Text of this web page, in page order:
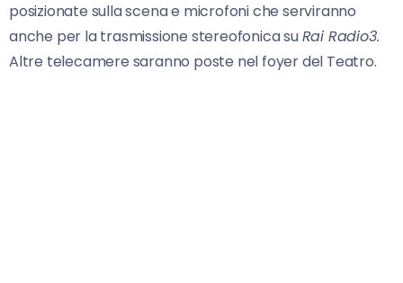
posizionate sulla scena e microfoni che serviranno
anche per la trasmissione stereofonica suRai Radio3.
Altre telecamere saranno poste nel foyer del Teatro.